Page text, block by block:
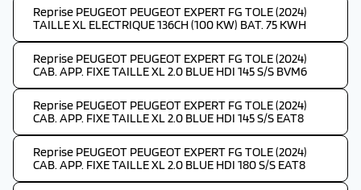
Reprise PEUGEOT PEUGEOT EXPERT FG TOLE (2024)
TAILLE XL ELECTRIQUE 136CH (100 KW) BAT. 75 KWH
Reprise PEUGEOT PEUGEOT EXPERT FG TOLE (2024)
CAB. APP. FIXE TAILLE XL 2.0 BLUE HDI 145 S/S BVM6
Reprise PEUGEOT PEUGEOT EXPERT FG TOLE (2024)
CAB. APP. FIXE TAILLE XL 2.0 BLUE HDI 145 S/S EAT8
Reprise PEUGEOT PEUGEOT EXPERT FG TOLE (2024)
CAB. APP. FIXE TAILLE XL 2.0 BLUE HDI 180 S/S EAT8